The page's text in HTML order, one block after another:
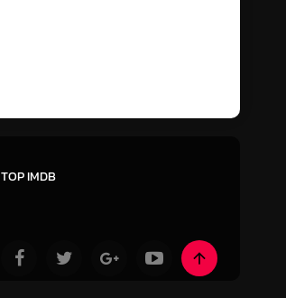
TOP IMDB